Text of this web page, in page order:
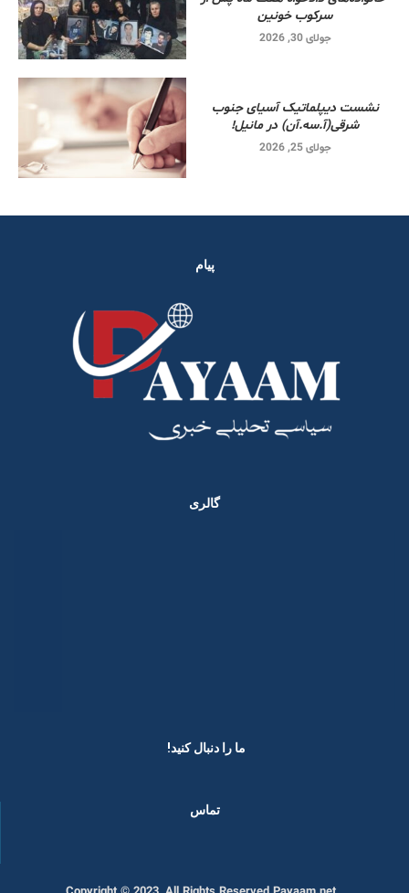
سرکوب خونین
جولای 30, 2026
نشست دیپلماتیک آسیای جنوب
شرقی‌(آ.سه.آن) در مانیل!
جولای 25, 2026
پیام
گالری
ما را دنبال کنید! ​
تماس